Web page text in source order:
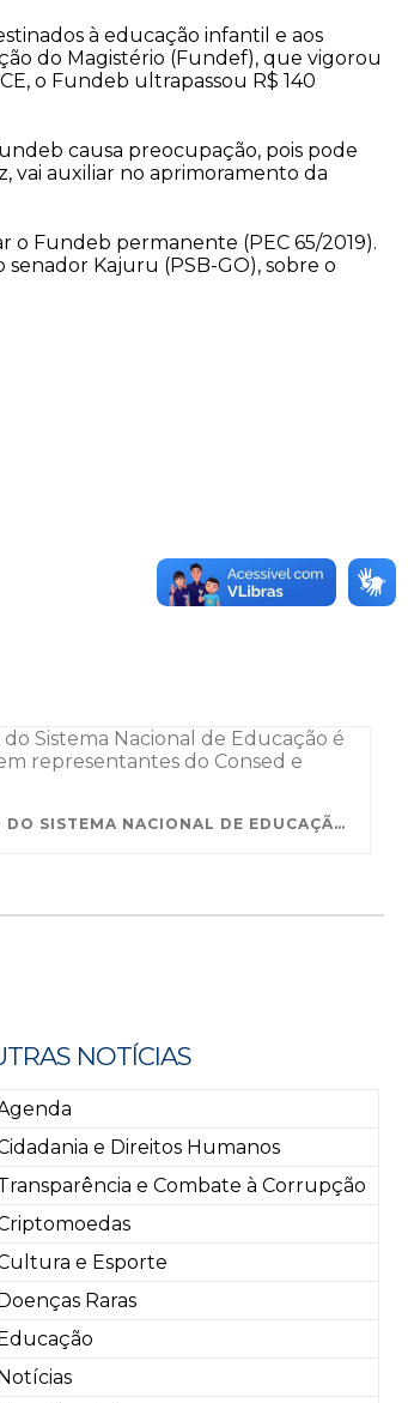
à educação infantil e aos
do Magistério (Fundef), que vigorou
o Fundeb ultrapassou R$ 140
causa preocupação, pois pode
vai auxiliar no aprimoramento da
o Fundeb permanente (PEC 65/2019).
senador Kajuru (PSB-GO), sobre o
APROVAÇÃO DO SISTEMA NACIONAL DE EDUCAÇÃO É URGENTE, DIZEM REPRESENTANTES DO CONSED E UNDIME
NOTÍCIAS
e Direitos Humanos
e Combate à Corrupção
e Esporte
Doenças Raras
Educação
Notícias